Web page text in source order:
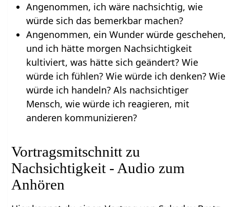
Angenommen, ich wäre nachsichtig, wie
würde sich das bemerkbar machen?
Angenommen, ein Wunder würde geschehen,
und ich hätte morgen Nachsichtigkeit
kultiviert, was hätte sich geändert? Wie
würde ich fühlen? Wie würde ich denken? Wie
würde ich handeln? Als nachsichtiger
Mensch, wie würde ich reagieren, mit
anderen kommunizieren?
Vortragsmitschnitt zu
Nachsichtigkeit - Audio zum
Anhören